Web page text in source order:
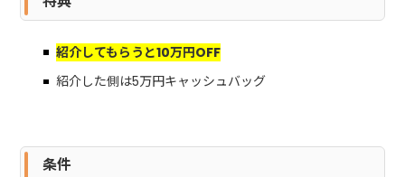
紹介してもらうと10万円OFF
紹介した側は5万円キャッシュバッグ
条件